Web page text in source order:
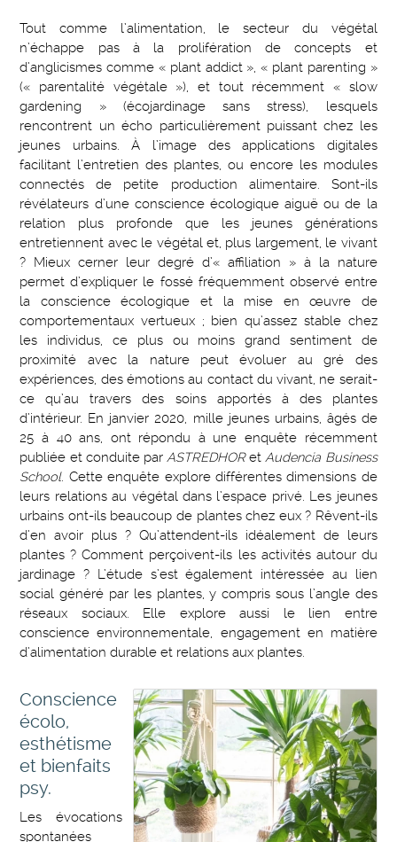
Tout comme l’alimentation, le secteur du végétal
n’échappe pas à la prolifération de concepts et
d’anglicismes comme « plant addict », « plant parenting »
(« parentalité végétale »), et tout récemment « slow
gardening » (écojardinage sans stress), lesquels
rencontrent un écho particulièrement puissant chez les
jeunes urbains. À l’image des applications digitales
facilitant l’entretien des plantes, ou encore les modules
connectés de petite production alimentaire. Sont-ils
révélateurs d’une conscience écologique aiguë ou de la
relation plus profonde que les jeunes générations
entretiennent avec le végétal et, plus largement, le vivant
? Mieux cerner leur degré d’« affiliation » à la nature
permet d’expliquer le fossé fréquemment observé entre
la conscience écologique et la mise en œuvre de
comportementaux vertueux ; bien qu’assez stable chez
les individus, ce plus ou moins grand sentiment de
proximité avec la nature peut évoluer au gré des
expériences, des émotions au contact du vivant, ne serait-
ce qu’au travers des soins apportés à des plantes
d’intérieur. En janvier 2020, mille jeunes urbains, âgés de
25 à 40 ans, ont répondu à une enquête récemment
publiée et conduite parASTREDHORetAudencia Business
School. Cette enquête explore différentes dimensions de
leurs relations au végétal dans l’espace privé. Les jeunes
urbains ont-ils beaucoup de plantes chez eux ? Rêvent-ils
d’en avoir plus ? Qu’attendent-ils idéalement de leurs
plantes ? Comment perçoivent-ils les activités autour du
jardinage ? L’étude s’est également intéressée au lien
social généré par les plantes, y compris sous l’angle des
réseaux sociaux. Elle explore aussi le lien entre
conscience environnementale, engagement en matière
d’alimentation durable et relations aux plantes.
Conscience
écolo,
esthétisme
et bienfaits
psy.
Les évocations
spontanées